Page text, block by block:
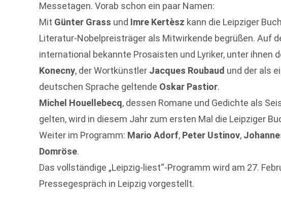
Messetagen. Vorab schon ein paar Namen:
Mit Günter Grass und Imre Kertèsz kann die Leipziger
Literatur-Nobelpreisträger als Mitwirkende begrüßen. Auf
international bekannte Prosaisten und Lyriker, unter ihnen
Konecny, der Wortkünstler Jacques Roubaud und der als
deutschen Sprache geltende Oskar Pastior.
Michel Houellebecq, dessen Romane und Gedichte als
gelten, wird in diesem Jahr zum ersten Mal die Leipziger
Weiter im Programm: Mario Adorf, Peter Ustinov,
Domröse.
Das vollständige „Leipzig-liest“-Programm wird am 27.
Pressegespräch in Leipzig vorgestellt.